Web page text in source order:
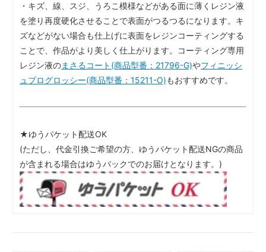
・キズ、線、スジ、うろこ模様などがある面に薄くレジン液
を塗り再度硬化させることで表面がつるつるになります。キ
ズなどがない場合も仕上げに表面をレジンコーティングする
ことで、作品がより美しく仕上がります。コーティング専用
レジン液のまさるコート(商品型番：21796-G)やフィニッシ
ュプログロッシー(商品型番：15211-O)もおすすめです。
★ゆうパケット配送OK
(ただし、代金引換ご希望の方、ゆうパケット配送NGの商品
が含まれる場合はゆうパックでのお届けとなります。)